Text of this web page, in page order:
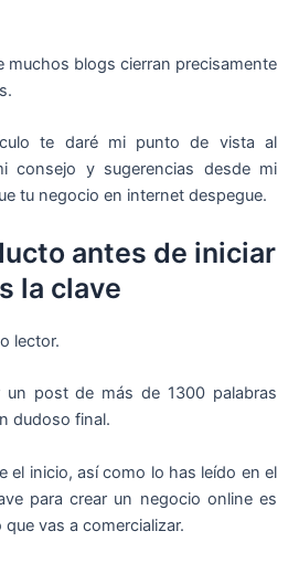
muchos blogs cierran precisamente
te daré mi punto de vista al
consejo y sugerencias desde mi
tu negocio en internet despegue.
antes de iniciar
la clave
lector.
un post de más de 1300 palabras
dudoso final.
el inicio, así como lo has leído en el
para crear un negocio online es
vas a comercializar.